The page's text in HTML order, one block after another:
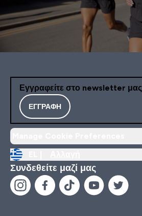
Εγγραφείτε στο newsletter μας
ΕΓΓΡΑΦΉ
Συνδεθείτε μαζί μας